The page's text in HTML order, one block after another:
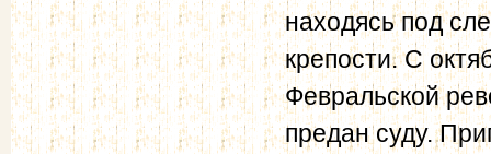
находясь под
крепости. С
Февральской
предан суду.